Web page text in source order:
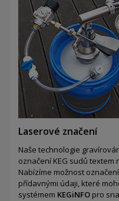
Laserové značení
Naše technologie
označení KEG sudů textem
Nabízíme možnost
přídavnými údaji, které
systémem KEGiNFO pro